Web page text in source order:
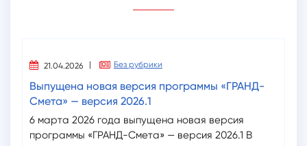
 21.04.2026|  Без рубрики
Выпущена новая версия программы «ГРАНД-
Смета» — версия 2026.1
6 марта 2026 года выпущена новая версия
программы «ГРАНД-Смета» — версия 2026.1 В